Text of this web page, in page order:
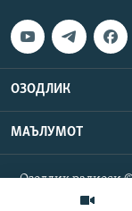
ОЗОДЛИК
МАЪЛУМОТ
Озодлик радиоси
ҳимояланган.